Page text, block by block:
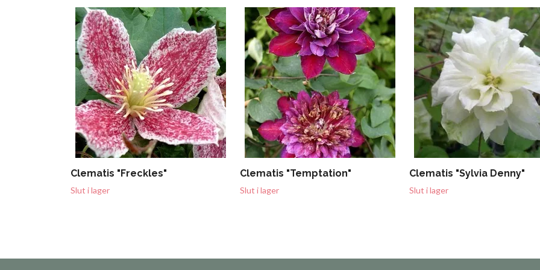
Clematis "Freckles"
Slut i lager
Clematis "Temptation"
Slut i lager
Clematis "Sylvia Denny"
Slut i lager